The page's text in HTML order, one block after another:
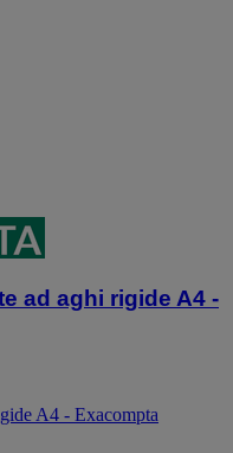
ad aghi rigide A4 -
A4 - Exacompta